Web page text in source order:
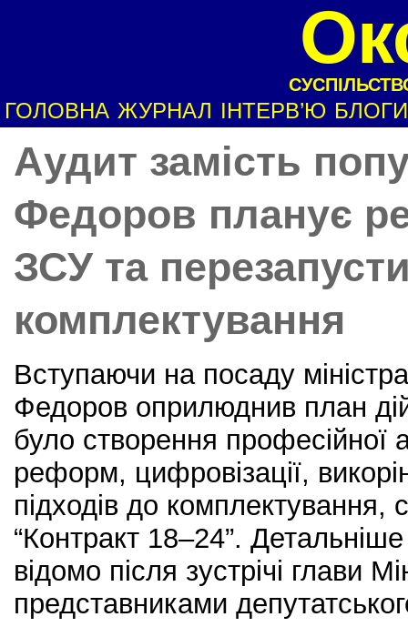
ГОЛОВНА ЖУРНАЛ ІНТЕРВ’Ю БЛОГИ
Аудит замість
Федоров планує
ЗСУ та
комплектування
Вступаючи на посаду
Федоров оприлюднив план
було створення професійної
реформ, цифровізації,
підходів до
“Контракт 18–24”.
відомо після зустрічі глави
представниками